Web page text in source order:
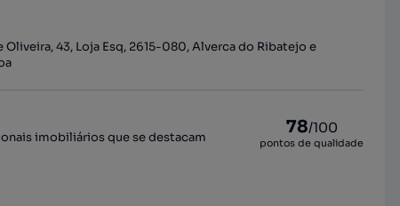
43, Loja Esq, 2615-080, Alverca do Ribatejo e
imobiliários que se destacam
78/100
pontos de qualidade